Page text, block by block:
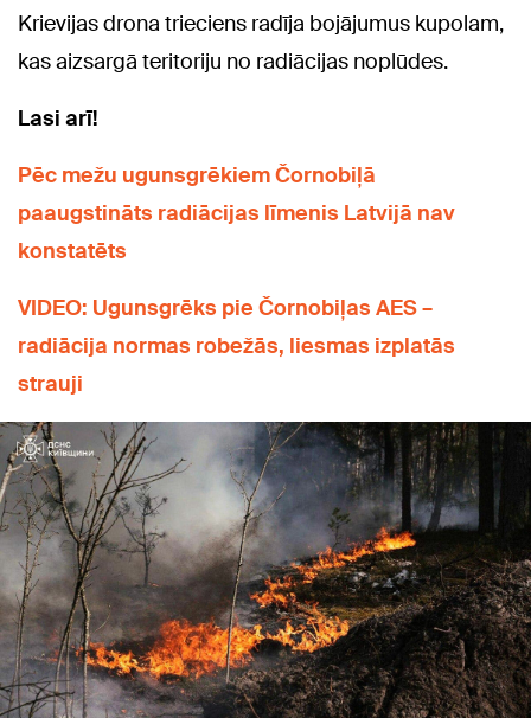
Krievijas drona trieciens radīja bojājumus kupolam,
kas aizsargā teritoriju no radiācijas noplūdes.
Lasi arī!
Pēc mežu ugunsgrēkiem Čornobiļā
paaugstināts radiācijas līmenis Latvijā nav
konstatēts
VIDEO: Ugunsgrēks pie Čornobiļas AES –
radiācija normas robežās, liesmas izplatās
strauji